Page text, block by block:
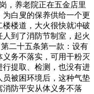
，养老院正在五金店里
白叟的保养供给一个更
楼道，大火很快就冲破
到了消防节制室，起火
二十五条第一款：设有
务不落实，可用干粉灭
行提取、检测，也没有进
员被困环境后，这种气垫
防平安从体义务不落